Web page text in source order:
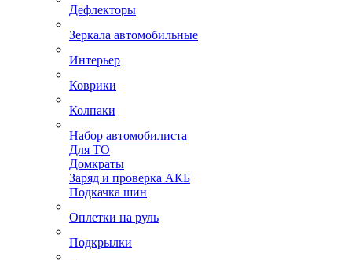
Дефлекторы
Зеркала автомобильные
Интерьер
Коврики
Колпаки
Набор автомобилиста
Для ТО
Домкраты
Заряд и проверка АКБ
Подкачка шин
Оплетки на руль
Подкрылки